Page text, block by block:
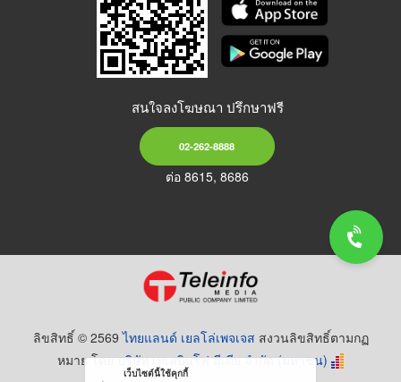
สนใจลงโฆษณา ปรึกษาฟรี
02-262-8888
ต่อ 8615, 8686
ลิขสิทธิ์ © 2569ไทยแลนด์ เยลโล่เพจเจส สงวนลิขสิทธิ์ตามกฏ
หมาย โดยบริษัท เทเลอินโฟ มีเดีย จำกัด (มหาชน)
เว็บไซต์นี้ใช้คุกกี้